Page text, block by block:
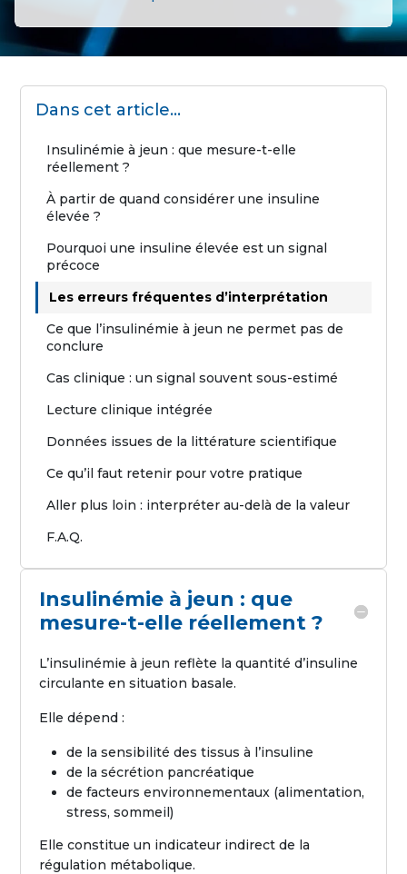
Dans cet article...
Insulinémie à jeun : que mesure-t-elle
réellement ?
À partir de quand considérer une insuline
élevée ?
Pourquoi une insuline élevée est un signal
précoce
Les erreurs fréquentes d’interprétation
Ce que l’insulinémie à jeun ne permet pas de
conclure
Cas clinique : un signal souvent sous-estimé
Lecture clinique intégrée
Données issues de la littérature scientifique
Ce qu’il faut retenir pour votre pratique
Aller plus loin : interpréter au-delà de la valeur
F.A.Q.
Insulinémie à jeun : que
mesure-t-elle réellement ?
L’insulinémie à jeun reflète la quantité d’insuline
circulante en situation basale.
Elle dépend :
de la sensibilité des tissus à l’insuline
de la sécrétion pancréatique
de facteurs environnementaux (alimentation,
stress, sommeil)
Elle constitue un indicateur indirect de la
régulation métabolique.